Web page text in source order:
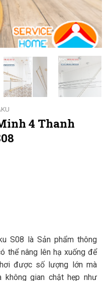
4 Thanh
S08 là Sản phẩm thông
thể nâng lên hạ xuống để
được số lượng lớn mà
gian chật hẹp như